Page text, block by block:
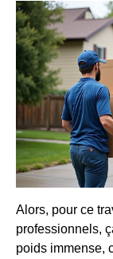
Alors, pour ce
professionnels,
poids immense,